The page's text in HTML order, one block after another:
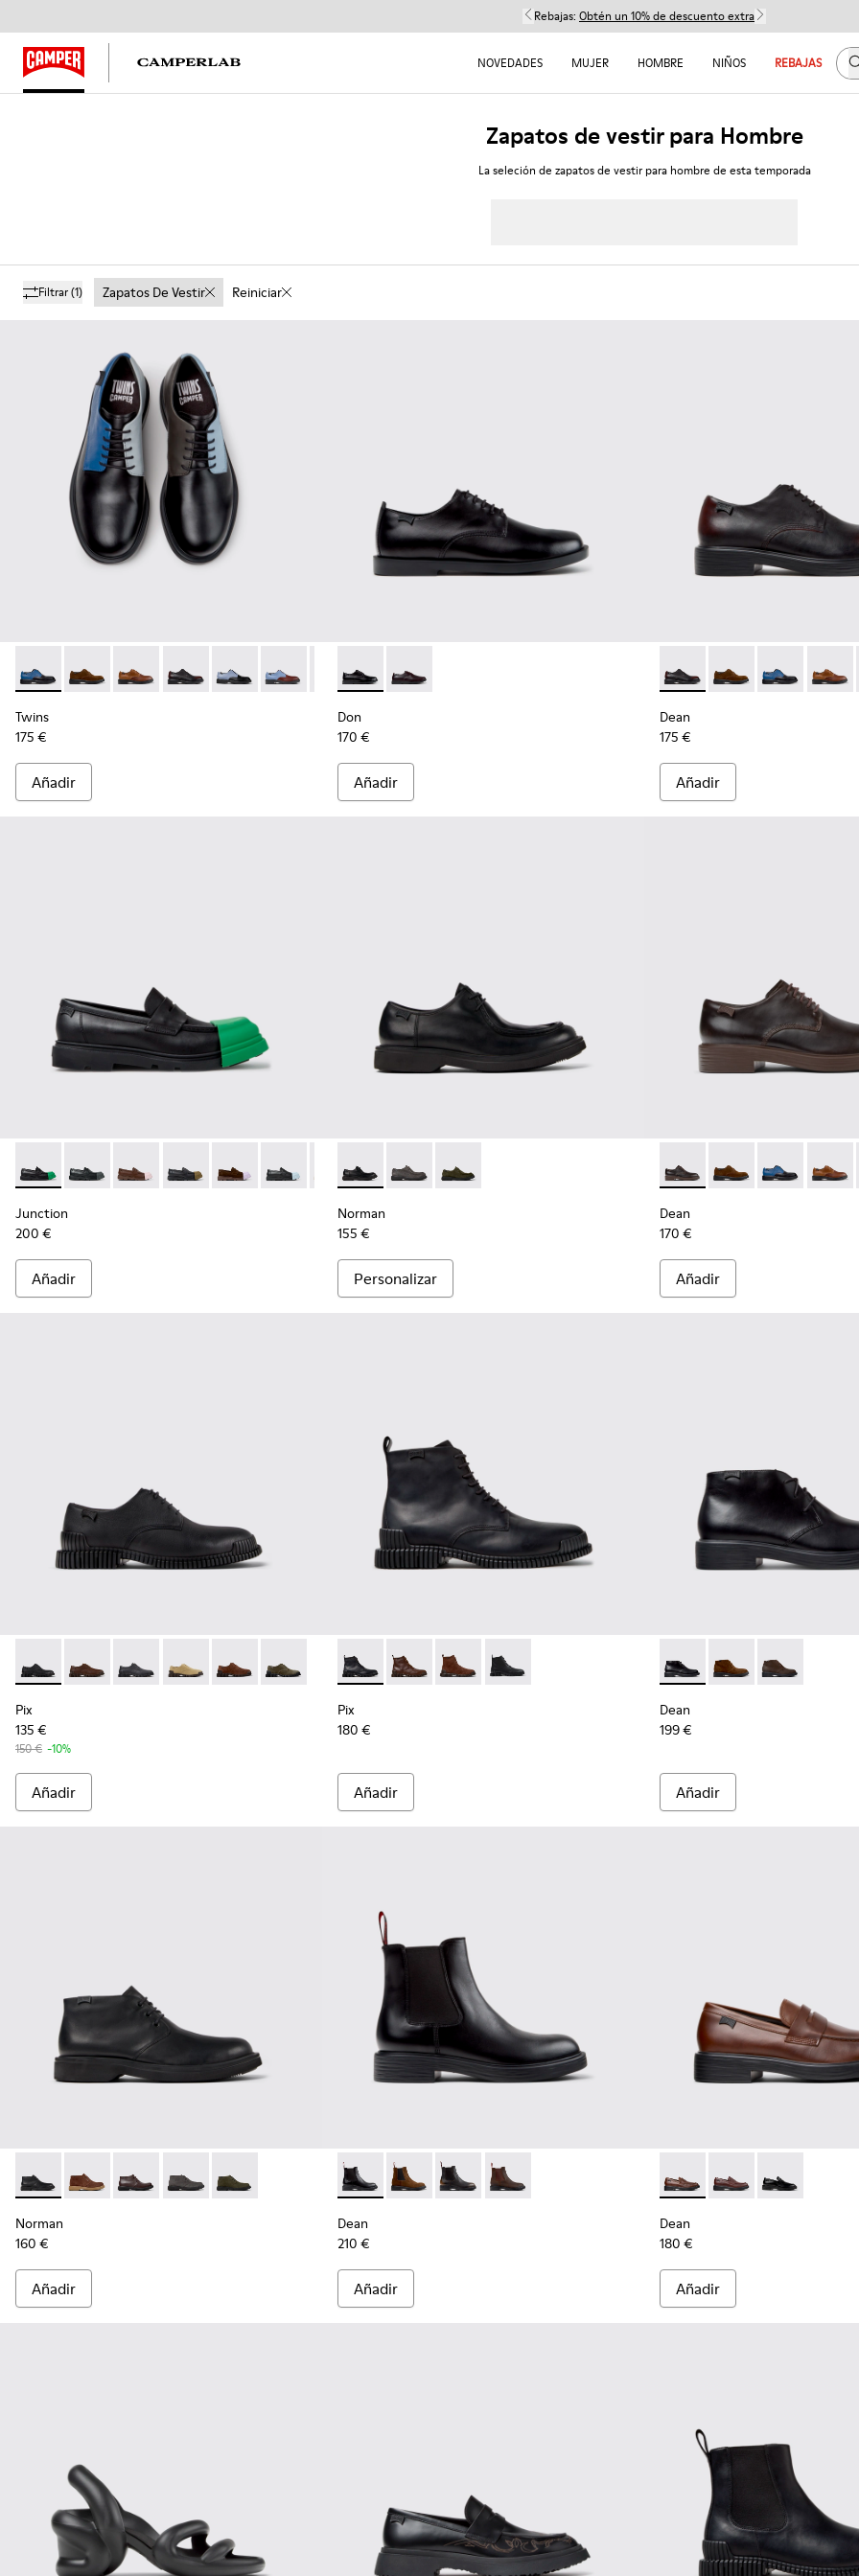
Rebajas: Obtén un 10% de descuento extra
NOVEDADES MUJER HOMBRE NIÑOS REBAJAS
Zapatos de vestir para Hombre
La seleción de zapatos de vestir para hombre de esta temporada
Filtrar(1) Zapatos De Vestir Reiniciar
Twins - K100979-026 - Zapatos de piel multicolor para hombre.
Twins - K100979-027 - Zapatos de ante marrones para hombre.
Twins - K100979-025 - Zapatos marrones de piel para hombre.
Twins - K100979-022 - Zapatos de piel negros para hombre.
Twins - K100979-016
Twins - K100979-015
Twins - K100979-014
Twins - K100979-012
Twins - K100979-011 Twins - K100979-002 - Zapatos de piel
Twins - K100979-001 - Zapatos de
Twins
175 €
Añadir
Don - K101140-001 - Zapatos negros de piel para hombre.
Don - K101140-003 - Zapatos de piel marrones para hombre.
Don
170 €
Añadir
Dean - K100979-022 -
Dean - K100979-027
Dean - Dean
Dean
175 €
Añadir
Junction - K100956-014 - Mocasines de piel negros para hombre.
Junction - K100956-012
Junction - K100956-010
Junction - K100956-009
Junction - K100956-005
Junction - K100956-004
Junction - K100956-002
Junction
200 €
Añadir
Norman - K100999-001 - Zapatos de piel negros para hombre.
Norman - K100999-005 - Zapatos de ante grises para hombre.
Norman - K100999-002
Norman
155 €
Personalizar
Dean - K100979-002 -
Dean - K100979-027
Dean - Dean
Dean
170 €
Añadir
Pix - K101076-001 - Zapatos de piel negros para hombre.
Pix - K101076-010 - Zapatos de piel marrones para hombre.
Pix - K101076-008 - Zapatos de piel grises para hombre.
Pix - K101076-006
Pix - K101076-005
Pix - K101076-003
Pix
135 €
150 € -10%
Añadir
Pix - K300542-004 - Botines de piel negros para hombre.
Pix - K300542-005 - Botines de piel marrones para hombre.
Pix - K300542-003
Pix - K300542-001
Pix
180 €
Añadir
Dean - K300493-001 -
Dean - K300493-007
Dean -
Dean
199 €
Añadir
Norman - K300513-001 - Botines de piel negros para hombre.
Norman - K300513-006
Norman - K300513-005
Norman - K300513-003
Norman - K300513-002
Norman
160 €
Añadir
Dean - K300492-001 - Botines de piel negros para hombre.
Dean - K300492-007
Dean - K300492-005
Dean - K300492-004
Dean
210 €
Añadir
Dean - K101045-005 -
Dean - K101045-008
Dean -
Dean
180 €
Añadir